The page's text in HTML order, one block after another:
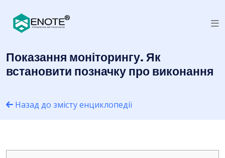
Показання моніторингу. Як
встановити позначку про виконання
Назад до змісту енциклопедії